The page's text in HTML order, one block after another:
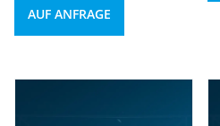
AUF ANFRAGE